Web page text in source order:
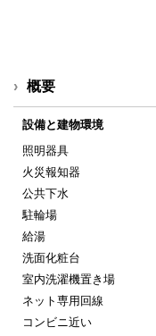
概要
設備と建物環境
照明器具
火災報知器
公共下水
駐輪場
給湯
洗面化粧台
室内洗濯機置き場
ネット専用回線
コンビニ近い